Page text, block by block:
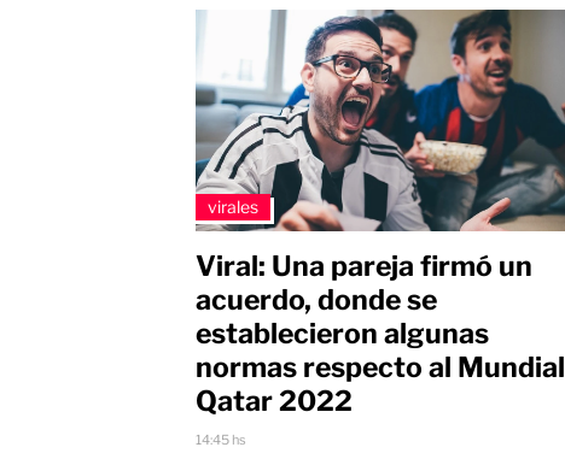
virales
Viral: Una pareja firmó un
acuerdo, donde se
establecieron algunas
normas respecto al Mundial
Qatar 2022
14:45 hs